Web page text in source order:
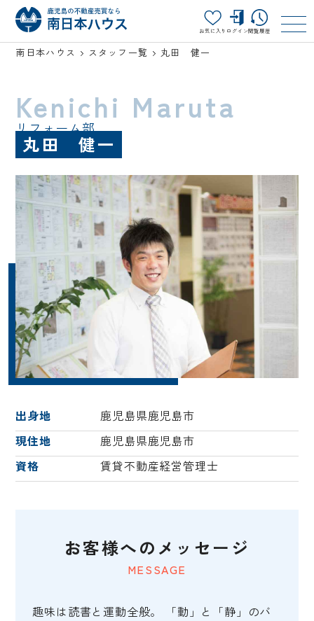
お気に入り ログイン閲覧履歴
南日本ハウス スタッフ一覧 丸田 健一
Kenichi Maruta
リフォーム部
丸田 健一
出身地
鹿児島県鹿児島市
現住地
鹿児島県鹿児島市
資格
賃貸不動産経営管理士
MESSAGE
お客様へのメッセージ
趣味は読書と運動全般。 「動」と「静」のバ